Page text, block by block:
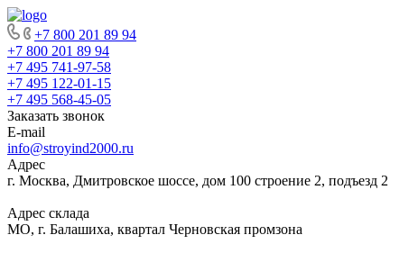
+7 800 201 89 94
+7 800 201 89 94
+7 495 741-97-58
+7 495 122-01-15
+7 495 568-45-05
Заказать звонок
E-mail
info@stroyind2000.ru
Адрес
г. Москва, Дмитровское шоссе, дом 100 строение 2, подъезд 2
Адрес склада
МО, г. Балашиха, квартал Черновская промзона